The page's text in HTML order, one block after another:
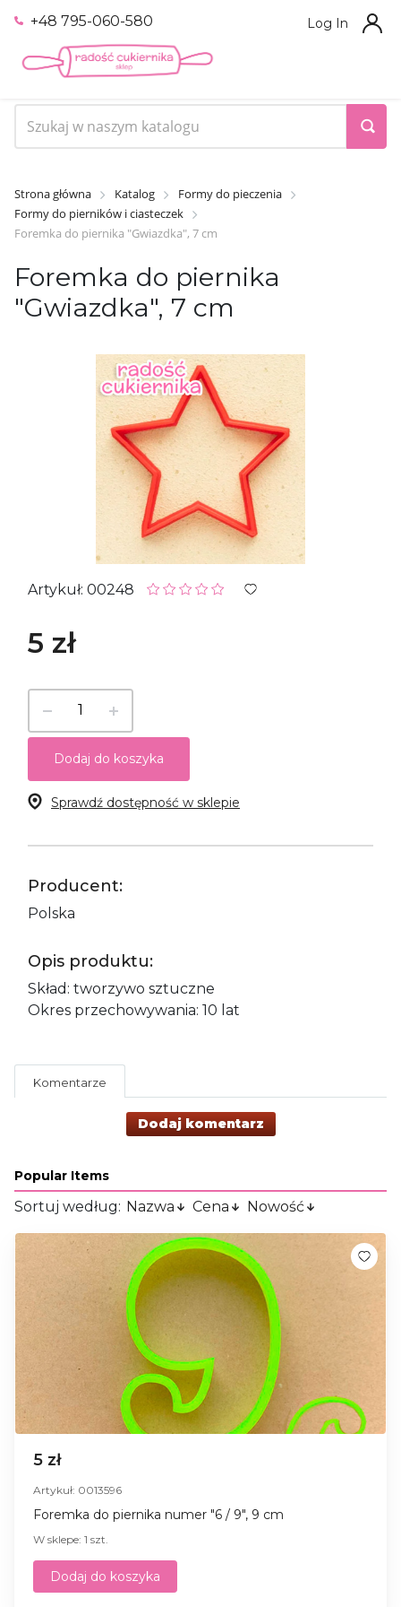
+48 795-060-580 Log In
Strona główna Katalog
Formy do pieczenia
Formy do pierników i ciasteczek
Foremka do piernika "Gwiazdka", 7 cm
Foremka do piernika
"Gwiazdka", 7 cm
Artykuł: 00248
5 zł
Dodaj do koszyka
Sprawdź dostępność w sklepie
Producent:
Polska
Opis produktu:
Skład: tworzywo sztuczne
Okres przechowywania: 10 lat
Komentarze
Dodaj komentarz
Popular Items
Sortuj według: Nazwa Cena Nowość
5 zł
Artykuł: 0013596
Foremka do piernika numer "6 / 9", 9 cm
W sklepe: 1 szt.
Dodaj do koszyka